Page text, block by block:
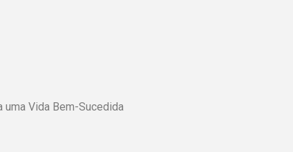
uma Vida Bem-Sucedida